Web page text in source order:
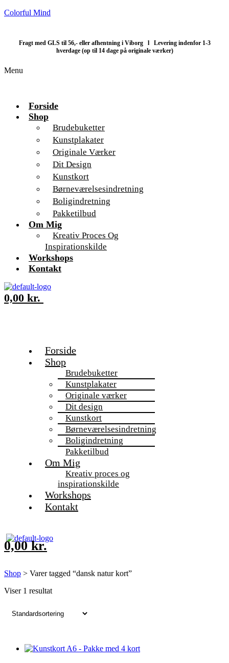
Colorful Mind
Fragt med GLS til 56,- eller afhentning i Viborg l Levering indenfor 1-3
hverdage (op til 14 dage på originale værker)
Menu
Forside
Shop
Brudebuketter
Kunstplakater
Originale Værker
Dit Design
Kunstkort
Børneværelsesindretning
Boligindretning
Pakketilbud
Om Mig
Kreativ Proces Og
Inspirationskilde
Workshops
Kontakt
0,00 kr.
Forside
Shop
Brudebuketter
Kunstplakater
Originale værker
Dit design
Kunstkort
Børneværelsesindretning
Boligindretning
Pakketilbud
Om Mig
Kreativ proces og
inspirationskilde
Workshops
Kontakt
0,00kr.
Shop > Varer tagged “dansk natur kort”
Viser 1 resultat